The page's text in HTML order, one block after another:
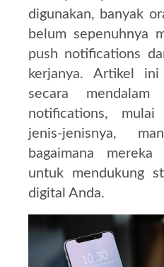
digunakan, banyak
belum sepenuhnya
push notifications
kerjanya. Artikel ini
secara mendalam
notifications,
jenis-jenisnya,
bagaimana
untuk mendukung
digital Anda.